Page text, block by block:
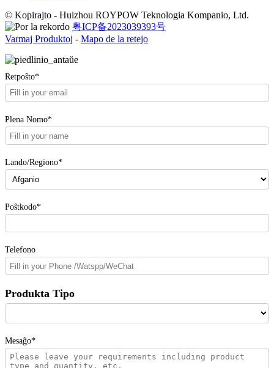
© Kopirajto - Huizhou ROYPOW Teknologia Kompanio, Ltd.
粤ICP备2023039393号
Varmaj Produktoj - Mapo de la retejo
Retpoŝto*
Plena Nomo*
Lando/Regiono*
Poŝtkodo*
Telefono
Produkta Tipo
Mesaĝo*